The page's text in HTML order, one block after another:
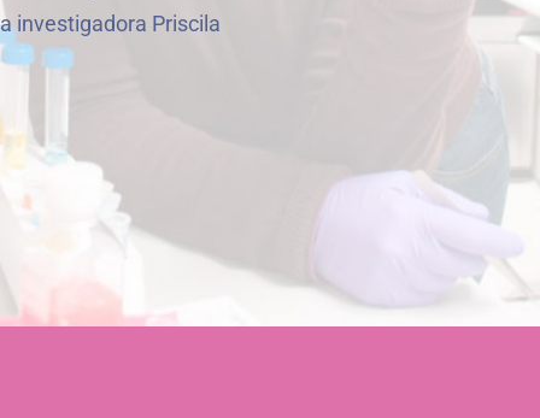
investigadora Priscila